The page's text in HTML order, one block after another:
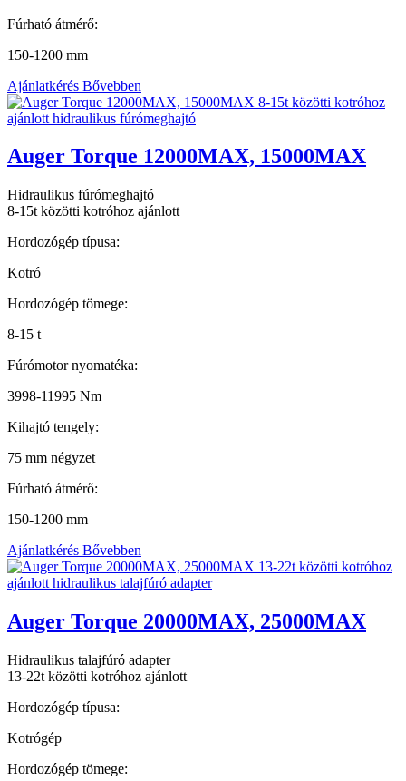
Fúrható átmérő:
150-1200 mm
Ajánlatkérés Bővebben
Auger Torque 12000MAX, 15000MAX
Hidraulikus fúrómeghajtó
8-15t közötti kotróhoz ajánlott
Hordozógép típusa:
Kotró
Hordozógép tömege:
8-15 t
Fúrómotor nyomatéka:
3998-11995 Nm
Kihajtó tengely:
75 mm négyzet
Fúrható átmérő:
150-1200 mm
Ajánlatkérés Bővebben
Auger Torque 20000MAX, 25000MAX
Hidraulikus talajfúró adapter
13-22t közötti kotróhoz ajánlott
Hordozógép típusa:
Kotrógép
Hordozógép tömege: